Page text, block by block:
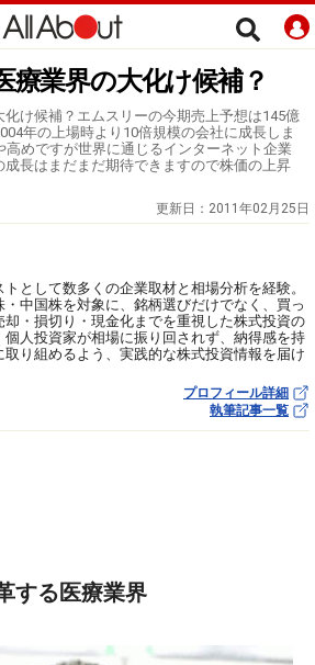
療業界の大化け候補？
け候補？エムスリーの今期売上予想は145億
年の上場時より10倍規模の会社に成長しま
高めですが世界に通じるインターネット企業
成長はまだまだ期待できますので株価の上昇
更新日： 2011年02月25日
として数多くの企業取材と相場分析を経験。
・中国株を対象に、銘柄選びだけでなく、買っ
却・損切り・現金化までを重視した株式投資の
個人投資家が相場に振り回されず、納得感を持
取り組めるよう、実践的な株式投資情報を届け
プロフィール詳細
執筆記事一覧
する医療業界